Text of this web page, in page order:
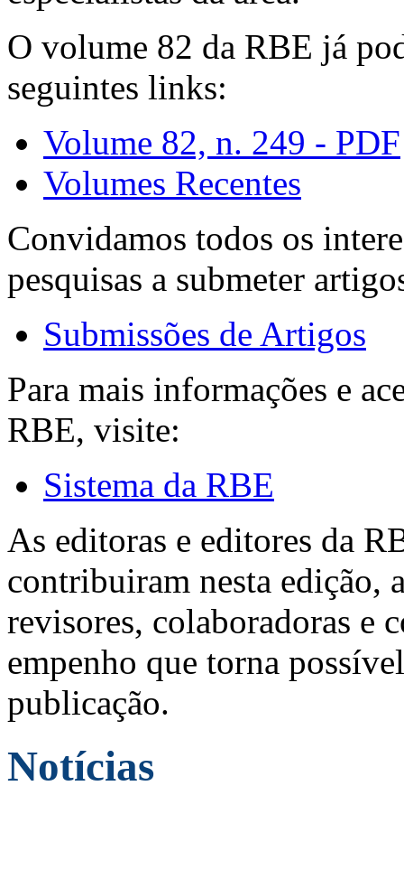
O volume 82 da RBE já
seguintes links:
Volume 82, n. 249 - PDF
Volumes Recentes
Convidamos todos os
pesquisas a submeter
Submissões de Artigos
Para mais informações e
RBE, visite:
Sistema da RBE
As editoras e editores da
contribuiram nesta edição,
revisores, colaboradoras e
empenho que torna
publicação.
Notícias